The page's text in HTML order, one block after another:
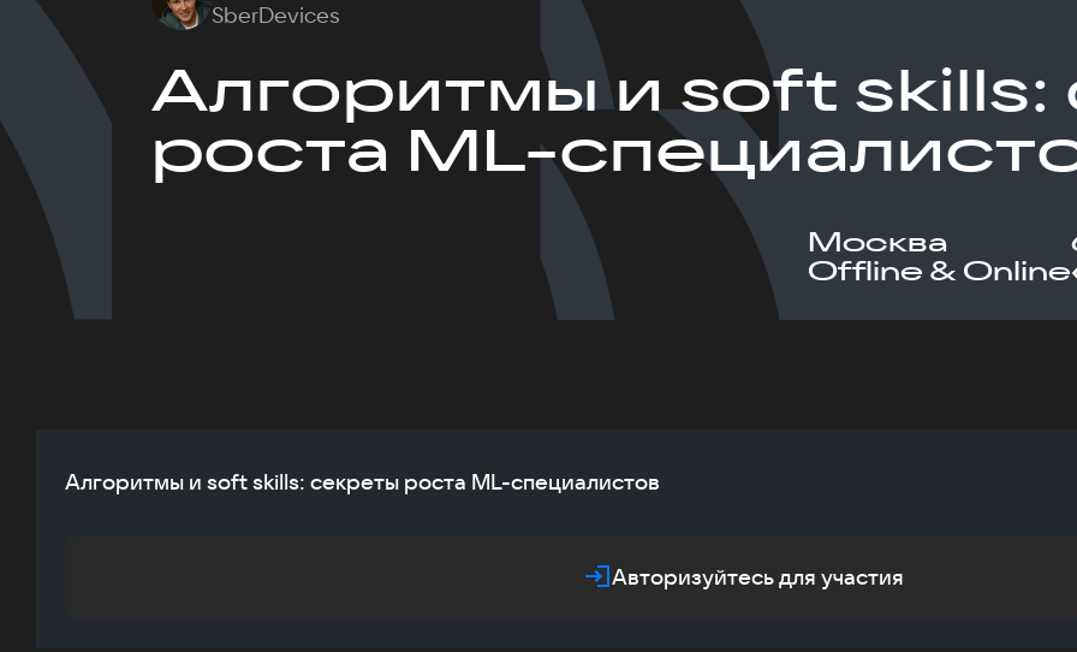
SberDevices
Алгоритмы и soft skills:
роста ML-
Москва
Offline & Online
Алгоритмы и soft skills: секреты роста ML-специалистов
Авторизуйтесь для участия